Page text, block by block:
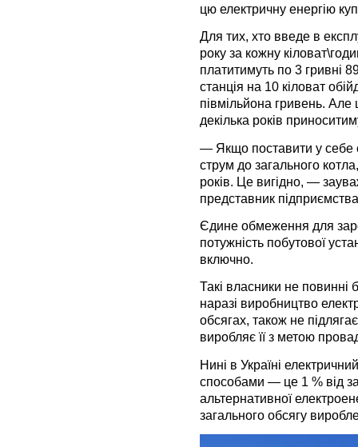
цю електричну енергію
Для тих, хто введе в
року за кожну
платитимуть по 3 гривні
станція на 10 кіловат
півмільйона гривень.
декілька років
— Якщо поставити у себе
струм до загального
років. Це вигідно, —
представник
Єдине обмеження для
потужність побутової
включно.
Такі власники не повинні
наразі виробництво
обсягах, також не
виробляє її з метою
Нині в Україні
способами — це 1 % від
альтернативної
загального обсягу